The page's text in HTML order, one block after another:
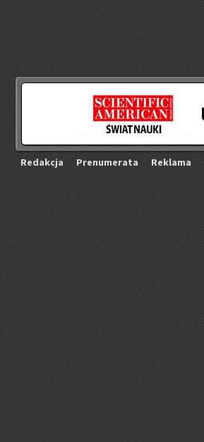
Re­dak­cja Pre­nu­me­ra­ta Re­kla­ma